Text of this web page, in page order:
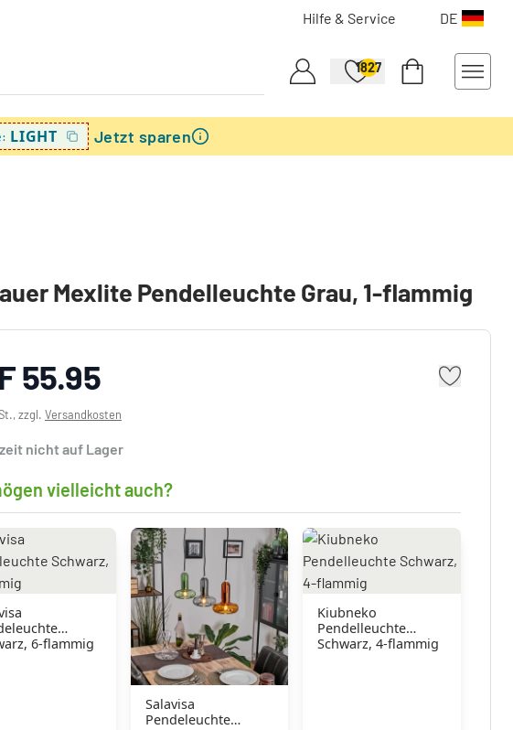
Hilfe & Service DE
1827
LIGHT Jetzt sparen
Mexlite Pendelleuchte Grau, 1-flammig
55.95
zzgl. Versandkosten
nicht auf Lager
vielleicht auch?
6-flammig
Salavisa
Pendeleuchte
Kiubneko
Pendelleuchte
Schwarz, 4-flammig